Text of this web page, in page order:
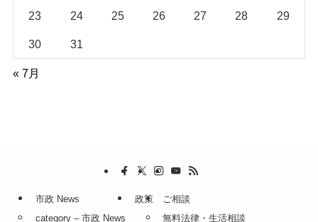
23 24 25 26 27 28 29
30 31
« 7月
市政 News
category – 市政 News
政策
ご相談
無料法律・生活相談